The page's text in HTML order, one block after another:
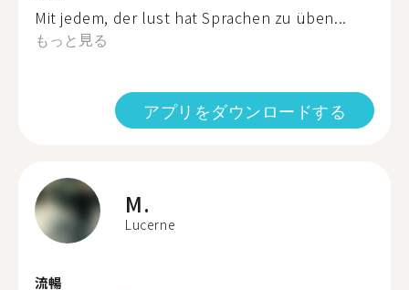
Mit jedem, der lust hat Sprachen zu üben...
もっと見る
アプリをダウンロードする
M.
Lucerne
流暢